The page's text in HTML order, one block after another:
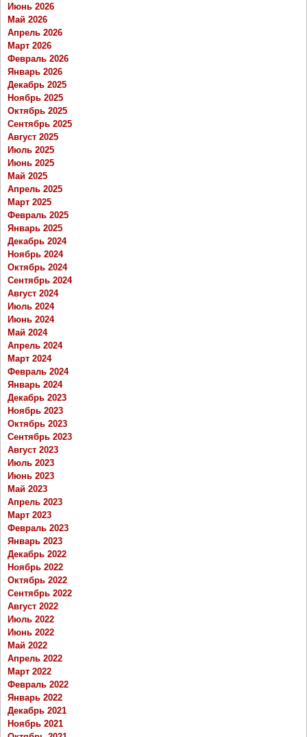
Июнь 2026
Май 2026
Апрель 2026
Март 2026
Февраль 2026
Январь 2026
Декабрь 2025
Ноябрь 2025
Октябрь 2025
Сентябрь 2025
Август 2025
Июль 2025
Июнь 2025
Май 2025
Апрель 2025
Март 2025
Февраль 2025
Январь 2025
Декабрь 2024
Ноябрь 2024
Октябрь 2024
Сентябрь 2024
Август 2024
Июль 2024
Июнь 2024
Май 2024
Апрель 2024
Март 2024
Февраль 2024
Январь 2024
Декабрь 2023
Ноябрь 2023
Октябрь 2023
Сентябрь 2023
Август 2023
Июль 2023
Июнь 2023
Май 2023
Апрель 2023
Март 2023
Февраль 2023
Январь 2023
Декабрь 2022
Ноябрь 2022
Октябрь 2022
Сентябрь 2022
Август 2022
Июль 2022
Июнь 2022
Май 2022
Апрель 2022
Март 2022
Февраль 2022
Январь 2022
Декабрь 2021
Ноябрь 2021